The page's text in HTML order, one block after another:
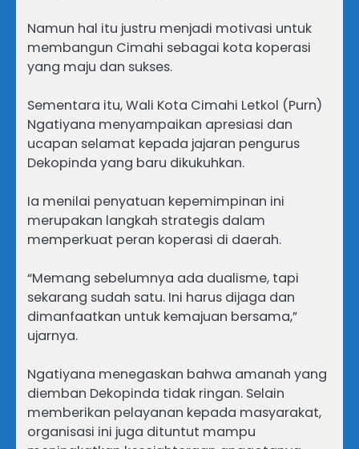
‎Namun hal itu justru menjadi motivasi untuk
membangun Cimahi sebagai kota koperasi
yang maju dan sukses.
‎Sementara itu, Wali Kota Cimahi Letkol (Purn)
Ngatiyana menyampaikan apresiasi dan
ucapan selamat kepada jajaran pengurus
Dekopinda yang baru dikukuhkan.
‎Ia menilai penyatuan kepemimpinan ini
merupakan langkah strategis dalam
memperkuat peran koperasi di daerah.
‎“Memang sebelumnya ada dualisme, tapi
sekarang sudah satu. Ini harus dijaga dan
dimanfaatkan untuk kemajuan bersama,”
ujarnya.
‎Ngatiyana menegaskan bahwa amanah yang
diemban Dekopinda tidak ringan. Selain
memberikan pelayanan kepada masyarakat,
organisasi ini juga dituntut mampu